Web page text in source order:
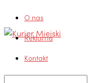
O nas
Reklama
Kontakt